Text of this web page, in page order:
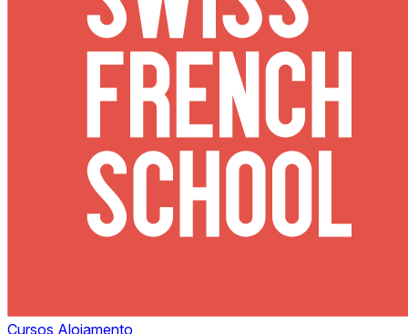
Cursos Alojamento